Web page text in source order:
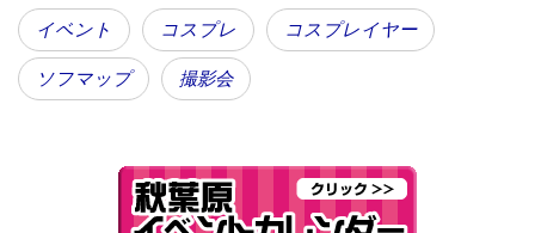
イベント コスプレ コスプレイヤー
ソフマップ 撮影会